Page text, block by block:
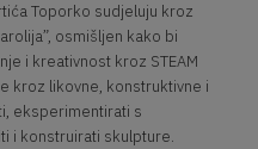
Toporko sudjeluju kroz
osmišljen kako bi
i kreativnost kroz STEAM
kroz likovne, konstruktivne i
eksperimentirati s
i konstruirati skulpture.